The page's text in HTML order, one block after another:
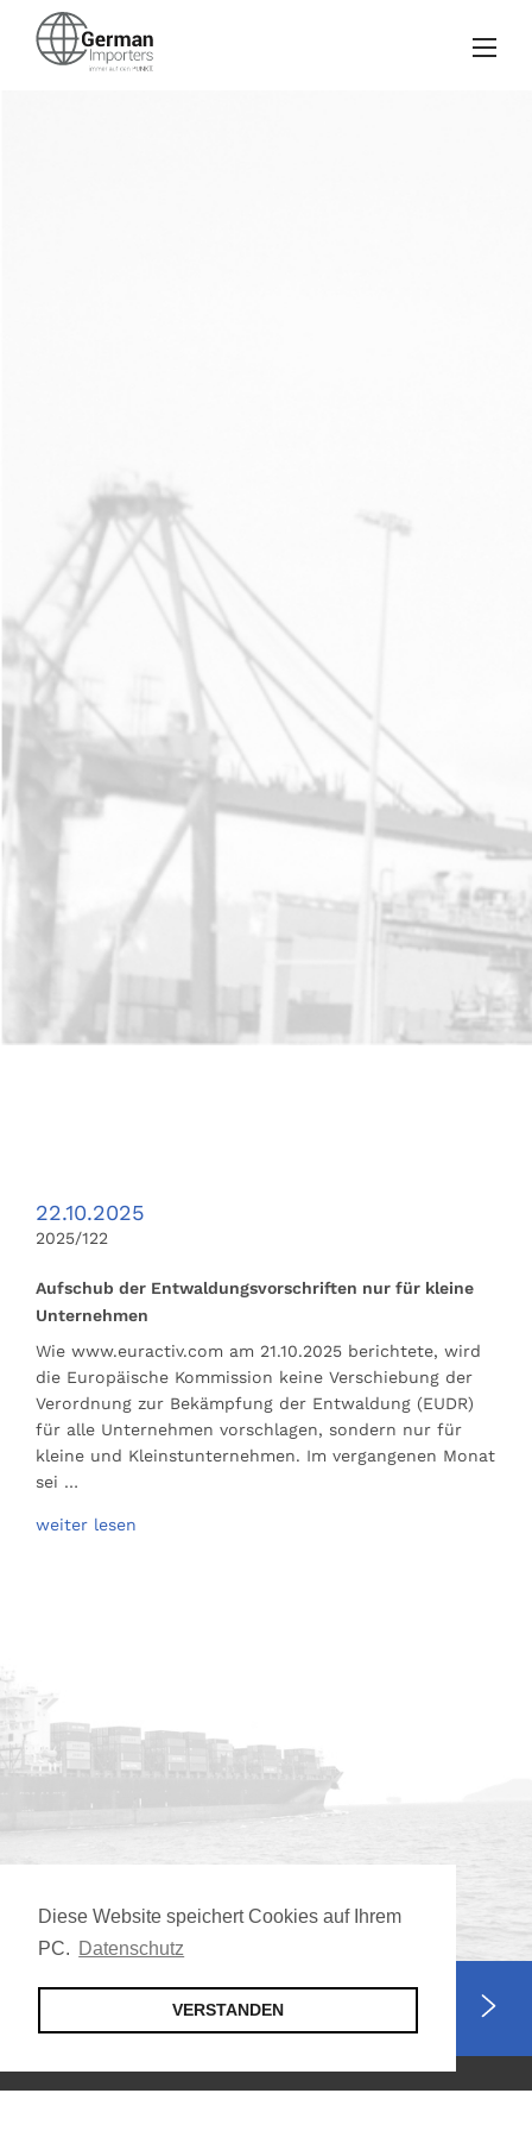
Diese Website speichert Cookies auf Ihrem
PC. Datenschutz
VERSTANDEN
22.10.2025
2025/122
Aufschub der Entwaldungsvorschriften nur für kleine
Unternehmen
Wie www.euractiv.com am 21.10.2025 berichtete, wird
die Europäische Kommission keine Verschiebung der
Verordnung zur Bekämpfung der Entwaldung (EUDR)
für alle Unternehmen vorschlagen, sondern nur für
kleine und Kleinstunternehmen. Im vergangenen Monat
sei …
weiter lesen
Jetzt Mitglied werden